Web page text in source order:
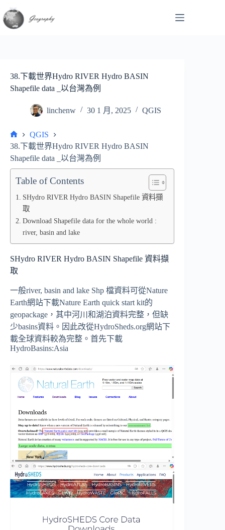
至
38.下載世界Hydro RIVER Hydro BASIN
Shapefile data _以台灣為例
linchenw 30 1 月, 2025 QGIS
首
頁
QGIS
38.下載世界Hydro RIVER Hydro BASIN
Shapefile data _以台灣為例
Table of Contents
SHydro RIVER Hydro BASIN Shapefile 資料擷
取
Download Shapefile data for the whole world :
river, basin and lake
SHydro RIVER Hydro BASIN Shapefile 資料擷
取
一般river, basin and lake Shp 檔資料可從Nature
Earth網站下載Nature Earth quick start kit的
geopackage，其中河川和湖泊資料完整，但缺
少basins資料。因此改從HydroSheds.org網站下
載全球資料較為完整。首先下載
HydroBasins:Asia